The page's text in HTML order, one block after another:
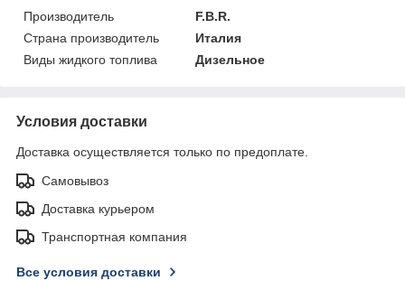
Производитель
F.B.R.
Страна производитель
Италия
Виды жидкого топлива
Дизельное
Условия доставки
Доставка осуществляется только по предоплате.
Самовывоз
Доставка курьером
Транспортная компания
Все условия доставки